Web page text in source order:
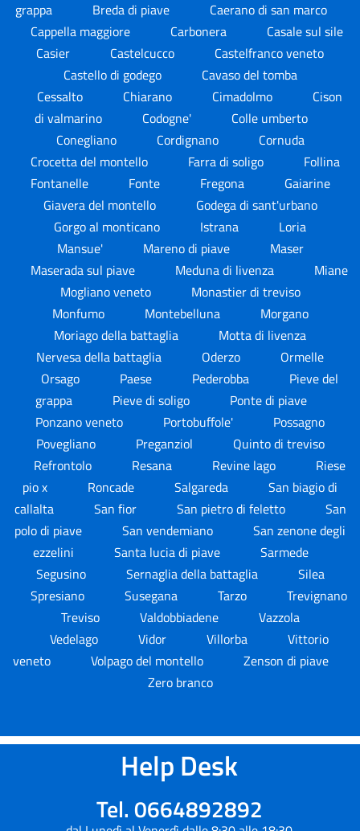
grappa
Breda di piave
Caerano di san marco
Cappella maggiore
Carbonera
Casale sul sile
Casier
Castelcucco
Castelfranco veneto
Castello di godego
Cavaso del tomba
Cessalto
Chiarano Cimadolmo
Cison
di valmarino
Codogne'
Colle umberto
Conegliano
Cordignano
Cornuda
Crocetta del montello
Farra di soligo
Follina
Fontanelle
Fonte Fregona
Gaiarine
Giavera del montello
Godega di sant'urbano
Gorgo al monticano
Istrana
Loria
Mansue'
Mareno di piave
Maser
Maserada sul piave
Meduna di livenza
Miane
Mogliano veneto
Monastier di treviso
Monfumo
Montebelluna
Morgano
Moriago della battaglia
Motta di livenza
Nervesa della battaglia
Oderzo
Ormelle
Orsago
Paese Pederobba
Pieve del
grappa
Pieve di soligo
Ponte di piave
Ponzano veneto
Portobuffole'
Possagno
Povegliano
Preganziol
Quinto di treviso
Refrontolo
Resana Revine lago
Riese
pio x
Roncade Salgareda
San biagio di
callalta
San fior San pietro di feletto
San
polo di piave
San vendemiano
San zenone degli
ezzelini
Santa lucia di piave
Sarmede
Segusino
Sernaglia della battaglia
Silea
Spresiano
Susegana Tarzo
Trevignano
Treviso
Valdobbiadene
Vazzola
Vedelago
Vidor Villorba
Vittorio
veneto
Volpago del montello
Zenson di piave
Zero branco
Help Desk
Tel. 0664892892